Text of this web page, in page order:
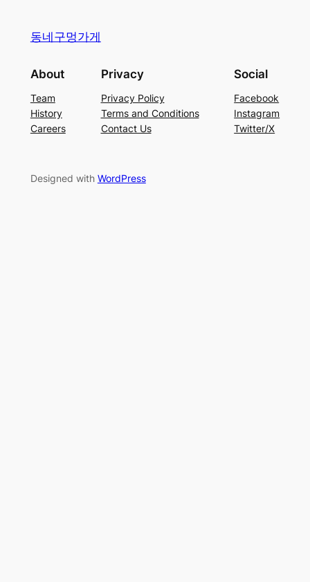
동네구멍가게
About
Team
History
Careers
Privacy
Privacy Policy
Terms and Conditions
Contact Us
Social
Facebook
Instagram
Twitter/X
Designed with WordPress